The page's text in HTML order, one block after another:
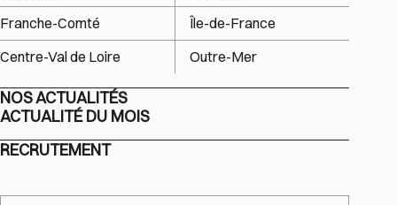
Franche-Comté
Île-de-France
Centre-Val de Loire
Outre-Mer
NOS ACTUALITÉS
ACTUALITÉ DU MOIS
RECRUTEMENT